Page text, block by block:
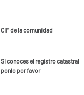
CIF de la comunidad
Si conoces el registro catastral
ponlo por favor